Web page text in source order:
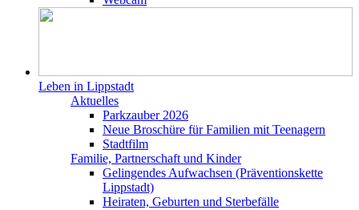
Leben in Lippstadt
Aktuelles
Parkzauber 2026
Neue Broschüre für Familien mit Teenagern
Stadtfilm
Familie, Partnerschaft und Kinder
Gelingendes Aufwachsen (Präventionskette
Lippstadt)
Heiraten, Geburten und Sterbefälle